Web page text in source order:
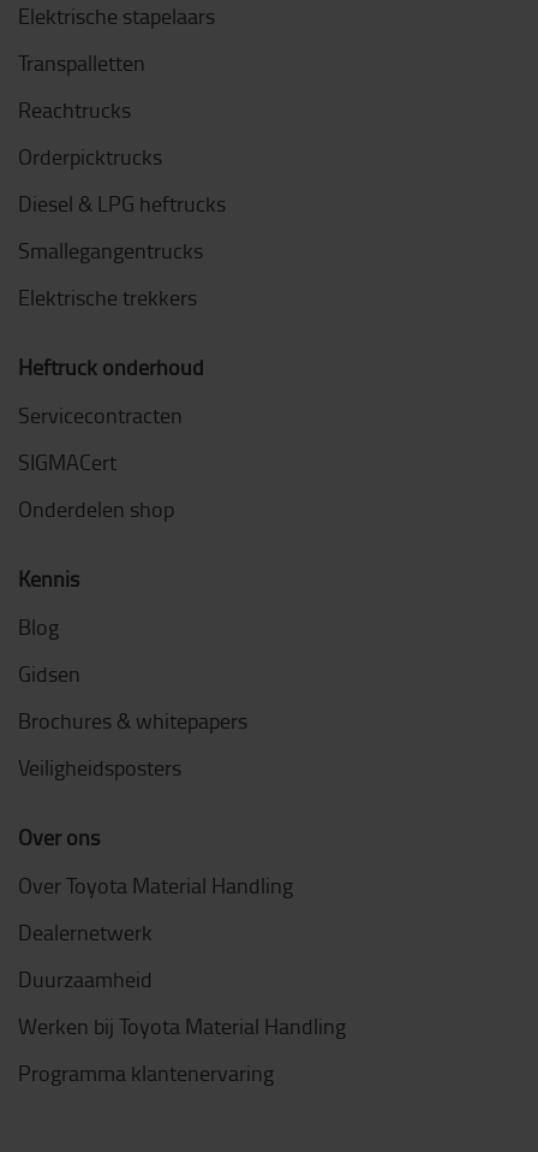
Elektrische stapelaars
Transpalletten
Reachtrucks
Orderpicktrucks
Diesel & LPG heftrucks
Smallegangentrucks
Elektrische trekkers
Heftruck onderhoud
Servicecontracten
SIGMACert
Onderdelen shop
Kennis
Blog
Gidsen
Brochures & whitepapers
Veiligheidsposters
Over ons
Over Toyota Material Handling
Dealernetwerk
Duurzaamheid
Werken bij Toyota Material Handling
Programma klantenervaring